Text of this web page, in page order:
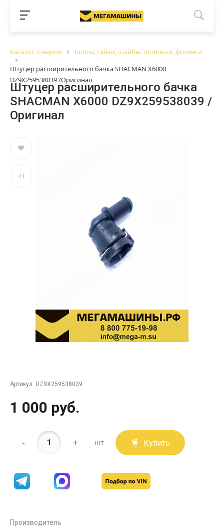
Каталог товаров
Болты, гайки, шайбы, шпильки, фитинги
Штуцер расширительного бачка SHACMAN X6000
DZ9X259538039 /Оригинал
Штуцер расширительного бачка
SHACMAN X6000 DZ9X259538039 /
Оригинал
Артикул: DZ9X259538039
1 000 руб.
- + шт. Купить
Производитель